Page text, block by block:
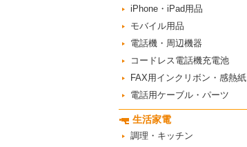
iPhone・iPad用品
モバイル用品
電話機・周辺機器
コードレス電話機充電池
FAX用インクリボン・感熱紙
電話用ケーブル・パーツ
生活家電
調理・キッチン